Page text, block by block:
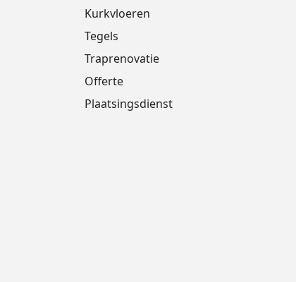
Kurkvloeren
Tegels
Traprenovatie
Offerte
Plaatsingsdienst